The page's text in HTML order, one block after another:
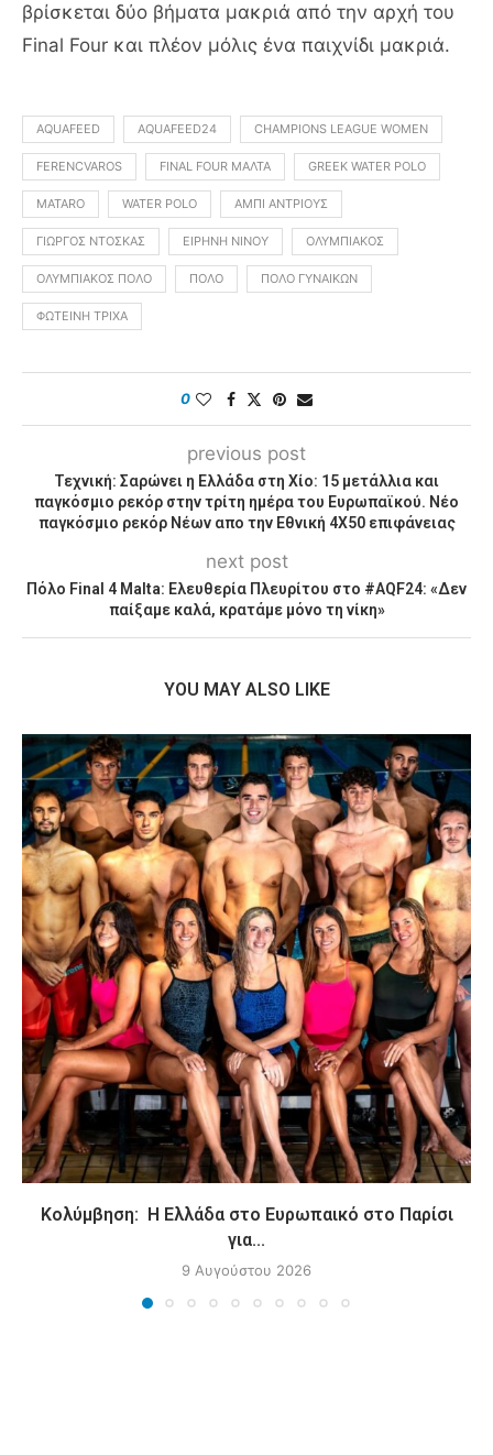
βρίσκεται δύο βήματα μακριά από την αρχή του
Final Four και πλέον μόλις ένα παιχνίδι μακριά.
AQUAFEED AQUAFEED24 CHAMPIONS LEAGUE WOMEN
FERENCVAROS FINAL FOUR ΜΆΛΤΑ GREEK WATER POLO
MATARO WATER POLO ΆΜΠΙ ΆΝΤΡΙΟΥΣ
ΓΙΏΡΓΟΣ ΝΤΌΣΚΑΣ ΕΙΡΉΝΗ ΝΊΝΟΥ ΟΛΥΜΠΙΑΚΌΣ
ΟΛΥΜΠΙΑΚΌΣ ΠΌΛΟ ΠΌΛΟ ΠΌΛΟ ΓΥΝΑΙΚΏΝ
ΦΩΤΕΙΝΉ ΤΡΙΧΆ
0
previous post
Τεχνική: Σαρώνει η Ελλάδα στη Χίο: 15 μετάλλια και
παγκόσμιο ρεκόρ στην τρίτη ημέρα του Ευρωπαϊκού. Νέο
παγκόσμιο ρεκόρ Νέων απο την Εθνική 4Χ50 επιφάνειας
next post
Πόλο Final 4 Malta: Ελευθερία Πλευρίτου στο #AQF24: «Δεν
παίξαμε καλά, κρατάμε μόνο τη νίκη»
YOU MAY ALSO LIKE
Κολύμβηση: Η Ελλάδα στο Ευρωπαικό στο Παρίσι
για...
9 Αυγούστου 2026